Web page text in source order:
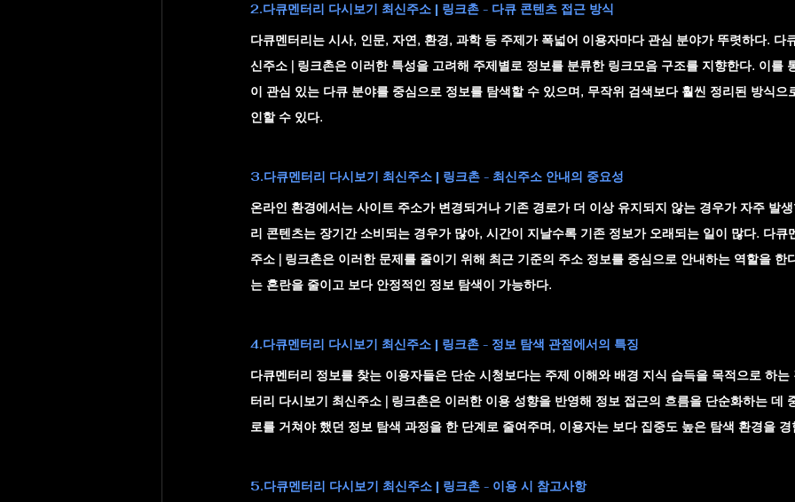
2.다큐멘터리 다시보기 최신주소 | 링크촌 - 다큐 콘텐츠 접근 방식
다큐멘터리는 시사, 인문, 자연, 환경, 과학 등 주제가 폭넓어 이용자마다 관심 분야가 뚜렷하다. 다
신주소 | 링크촌은 이러한 특성을 고려해 주제별로 정보를 분류한 링크모음 구조를 지향한다. 이를
이 관심 있는 다큐 분야를 중심으로 정보를 탐색할 수 있으며, 무작위 검색보다 훨씬 정리된 방식으
인할 수 있다.
3.다큐멘터리 다시보기 최신주소 | 링크촌 - 최신주소 안내의 중요성
온라인 환경에서는 사이트 주소가 변경되거나 기존 경로가 더 이상 유지되지 않는 경우가 자주 발
리 콘텐츠는 장기간 소비되는 경우가 많아, 시간이 지날수록 기존 정보가 오래되는 일이 많다. 다큐
주소 | 링크촌은 이러한 문제를 줄이기 위해 최근 기준의 주소 정보를 중심으로 안내하는 역할을 한
는 혼란을 줄이고 보다 안정적인 정보 탐색이 가능하다.
4.다큐멘터리 다시보기 최신주소 | 링크촌 - 정보 탐색 관점에서의 특징
다큐멘터리 정보를 찾는 이용자들은 단순 시청보다는 주제 이해와 배경 지식 습득을 목적으로 하
터리 다시보기 최신주소 | 링크촌은 이러한 이용 성향을 반영해 정보 접근의 흐름을 단순화하는 데
로를 거쳐야 했던 정보 탐색 과정을 한 단계로 줄여주며, 이용자는 보다 집중도 높은 탐색 환경을
5.다큐멘터리 다시보기 최신주소 | 링크촌 - 이용 시 참고사항